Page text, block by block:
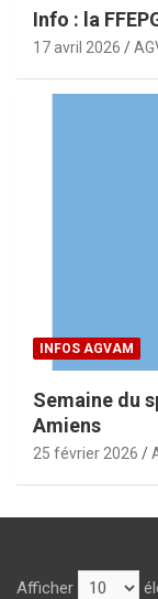
Info : la
17 avril 2026
INFOS AGVAM
Semaine du
Amiens
25 février 2026
Afficher